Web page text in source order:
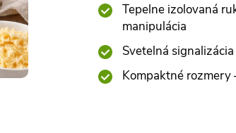
Tepelne izolovaná
manipulácia
Svetelná
Kompaktné rozmery